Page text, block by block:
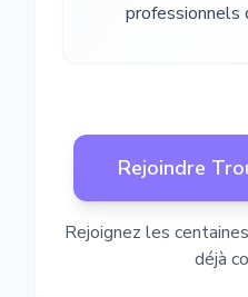
professionnels
Rejoindre
Rejoignez les
déjà